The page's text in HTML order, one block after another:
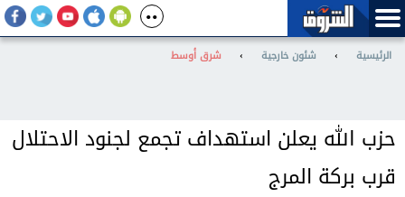
الرئيسية › شئون خارجية › شرق أوسط
حزب الله يعلن استهداف تجمع لجنود الاحتلال
قرب بركة المرج